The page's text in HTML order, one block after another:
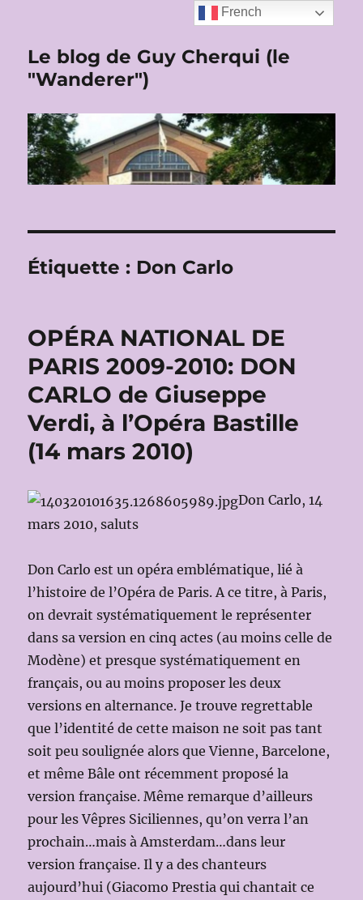
Le blog de Guy Cherqui (le
"Wanderer")
Étiquette : Don Carlo
OPÉRA NATIONAL DE
PARIS 2009-2010: DON
CARLO de Giuseppe
Verdi, à l’Opéra Bastille
(14 mars 2010)
Don Carlo, 14
mars 2010, saluts
Don Carlo est un opéra emblématique, lié à
l’histoire de l’Opéra de Paris. A ce titre, à Paris,
on devrait systématiquement le représenter
dans sa version en cinq actes (au moins celle de
Modène) et presque systématiquement en
français, ou au moins proposer les deux
versions en alternance. Je trouve regrettable
que l’identité de cette maison ne soit pas tant
soit peu soulignée alors que Vienne, Barcelone,
et même Bâle ont récemment proposé la
version française. Même remarque d’ailleurs
pour les Vêpres Siciliennes, qu’on verra l’an
prochain…mais à Amsterdam…dans leur
version française. Il y a des chanteurs
aujourd’hui (Giacomo Prestia qui chantait ce
French